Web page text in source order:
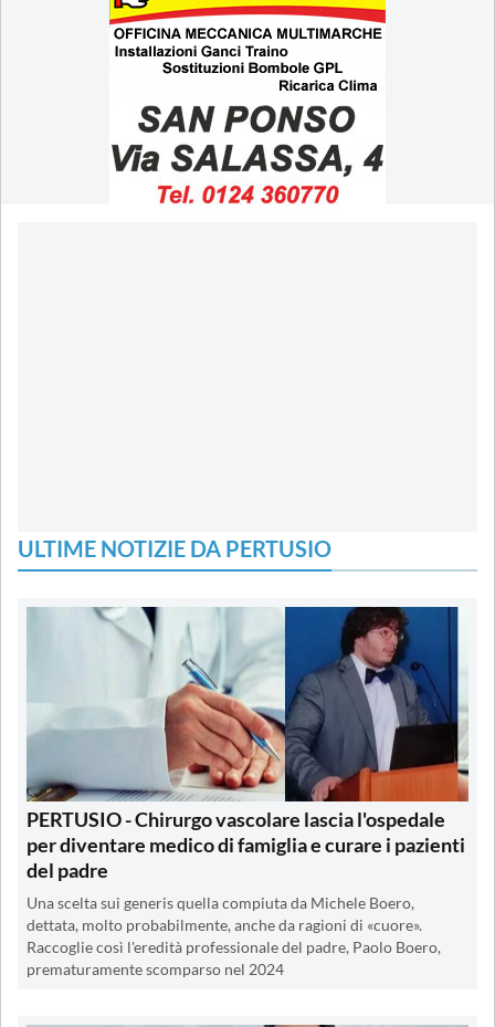
ULTIME NOTIZIE DA PERTUSIO
PERTUSIO - Chirurgo vascolare lascia l'ospedale
per diventare medico di famiglia e curare i pazienti
del padre
Una scelta sui generis quella compiuta da Michele Boero,
dettata, molto probabilmente, anche da ragioni di «cuore».
Raccoglie così l'eredità professionale del padre, Paolo Boero,
prematuramente scomparso nel 2024